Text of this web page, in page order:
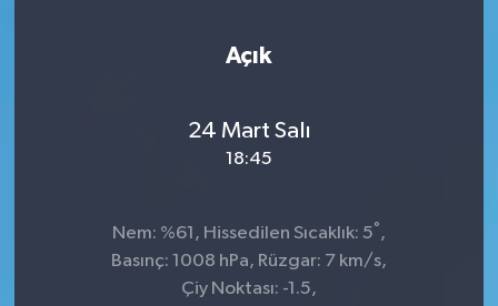
Açık
24 Mart Salı
18:45
Nem: %61, Hissedilen Sıcaklık: 5°,
Basınç: 1008 hPa, Rüzgar: 7 km/s,
Çiy Noktası: -1.5,